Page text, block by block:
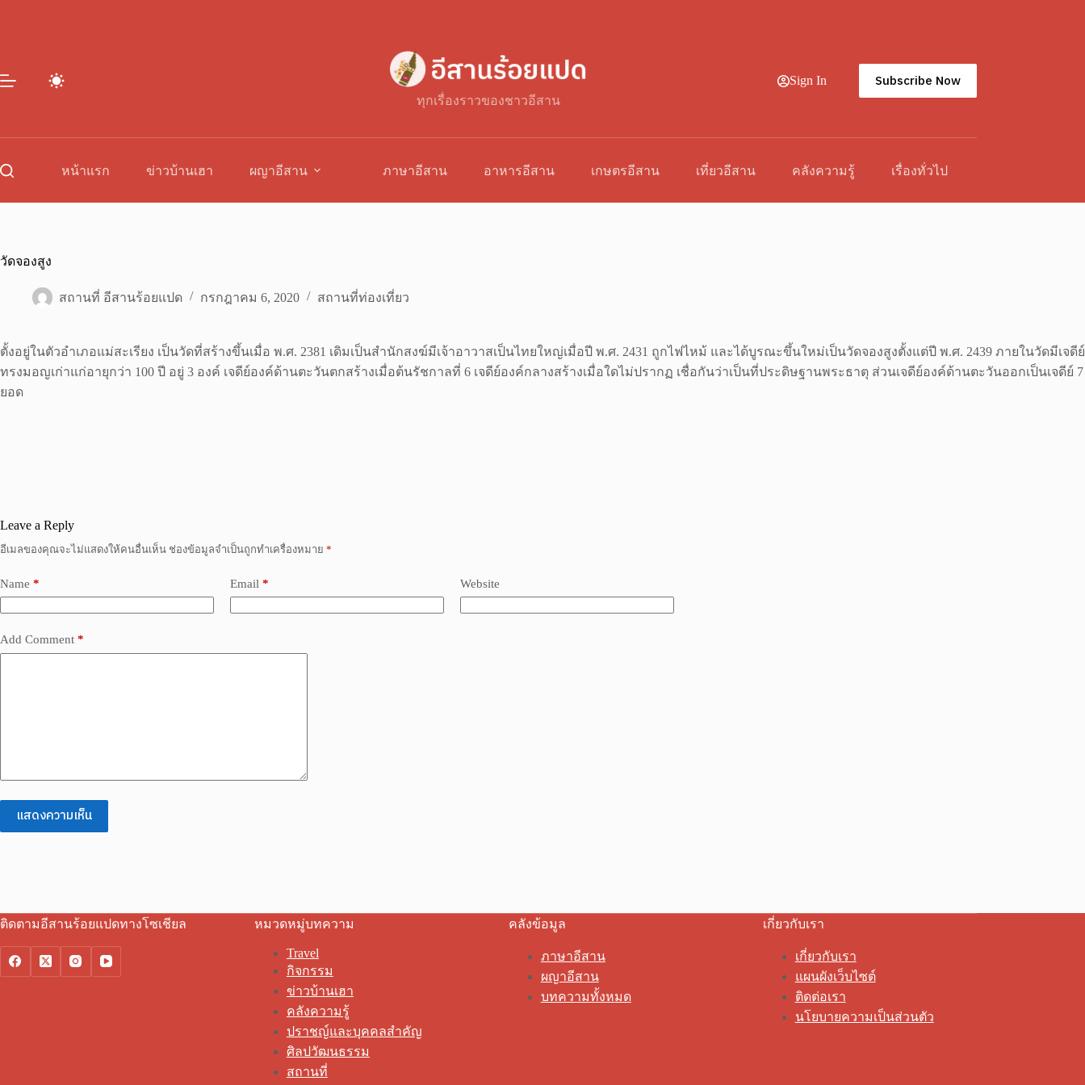
ทุกเรื่องราวของชาวอีสาน
Sign In Subscribe Now
หน้าแรก ข่าวบ้านเฮา ผญาอีสาน ภาษาอีสาน อาหารอีสาน เกษตรอีสาน เที่ยวอีสาน คลังความรู้ เรื่องทั่วไป
วัดจองสูง
สถานที่ อีสานร้อยแปด กรกฎาคม 6, 2020 สถานที่ท่องเที่ยว
ตั้งอยู่ในตัวอำเภอแม่สะเรียง เป็นวัดที่สร้างขึ้นเมื่อ พ.ศ. 2381 เดิมเป็นสำนักสงฆ์มีเจ้าอาวาสเป็นไทยใหญ่เมื่อปี พ.ศ. 2431 ถูกไฟไหม้ และได้บูรณะขึ้นใหม่เป็นวัดจองสูงตั้งแต่ปี พ.ศ. 2439 ภายในวัดมีเจดีย์
ทรงมอญเก่าแก่อายุกว่า 100 ปี อยู่ 3 องค์ เจดีย์องค์ด้านตะวันตกสร้างเมื่อต้นรัชกาลที่ 6 เจดีย์องค์กลางสร้างเมื่อใดไม่ปรากฏ เชื่อกันว่าเป็นที่ประดิษฐานพระธาตุ ส่วนเจดีย์องค์ด้านตะวันออกเป็นเจดีย์ 7
ยอด
Leave a Reply
อีเมลของคุณจะไม่แสดงให้คนอื่นเห็น ช่องข้อมูลจำเป็นถูกทำเครื่องหมาย *
Name * Email * Website
Add Comment *
แสดงความเห็น
ติดตามอีสานร้อยแปดทางโซเชียล หมวดหมู่บทความ
Travel
กิจกรรม
ข่าวบ้านเฮา
คลังความรู้
ปราชญ์และบุคคลสำคัญ
ศิลปวัฒนธรรม
สถานที่
คลังข้อมูล
ภาษาอีสาน
ผญาอีสาน
บทความทั้งหมด
เกี่ยวกับเรา
เกี่ยวกับเรา
แผนผังเว็บไซต์
ติดต่อเรา
นโยบายความเป็นส่วนตัว